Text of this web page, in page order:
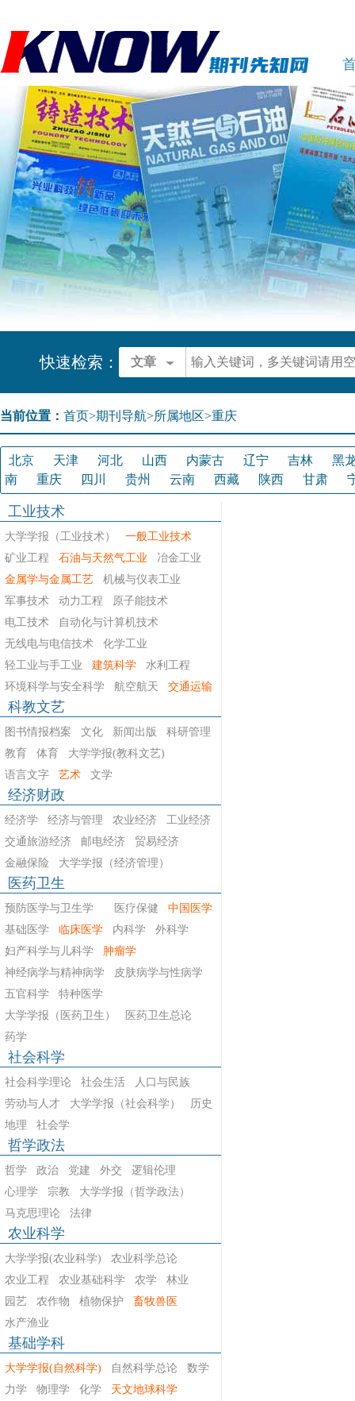
快速检索： 文章
当前位置： 首页>期刊导航>所属地区>重庆
北京 天津 河北 山西 内蒙古 辽宁 吉林
黑
南
重庆 四川 贵州 云南 西藏 陕西 甘肃
工业技术
大学学报（工业技术）
一般工业技术
矿业工程
石油与天然气工业
冶金工业
金属学与金属工艺
机械与仪表工业
军事技术
动力工程
原子能技术
电工技术
自动化与计算机技术
无线电与电信技术
化学工业
轻工业与手工业
建筑科学
水利工程
环境科学与安全科学
航空航天 交通运输
科教文艺
图书情报档案 文化 新闻出版
科研管理
教育
体育
大学学报(教科文艺)
语言文字
艺术 文学
经济财政
经济学 经济与管理 农业经济
工业经济
交通旅游经济
邮电经济
贸易经济
金融保险
大学学报（经济管理）
医药卫生
预防医学与卫生学 医疗保健
中国医学
基础医学
临床医学 内科学
外科学
妇产科学与儿科学
肿瘤学
神经病学与精神病学
皮肤病学与性病学
五官科学
特种医学
大学学报（医药卫生）
医药卫生总论
药学
社会科学
社会科学理论 社会生活
人口与民族
劳动与人才
大学学报（社会科学）
历史
地理
社会学
哲学政法
哲学 政治 党建 外交
逻辑伦理
心理学
宗教
大学学报（哲学政法）
马克思理论
法律
农业科学
大学学报(农业科学)
农业科学总论
农业工程
农业基础科学 农学
林业
园艺
农作物 植物保护
畜牧兽医
水产渔业
基础学科
大学学报(自然科学) 自然科学总论
数学
力学
物理学 化学
天文地球科学